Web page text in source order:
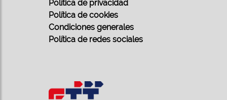
Política de privacidad
Política de cookies
Condiciones generales
Política de redes sociales